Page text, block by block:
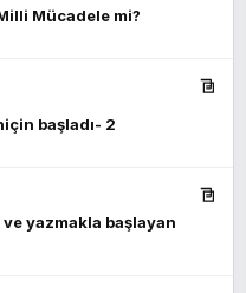
Mücadele mi?
başladı- 2
ve yazmakla başlayan